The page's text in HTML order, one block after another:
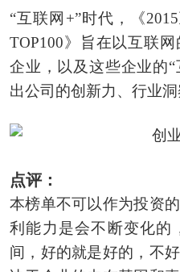
“互联网+”时代，《
TOP100》旨在以互联
企业，以及这些企业的
出公司的创新力、行业
点评：
本榜单不可以作为投资
利能力是会不断变化的
间，好的就是好的，不